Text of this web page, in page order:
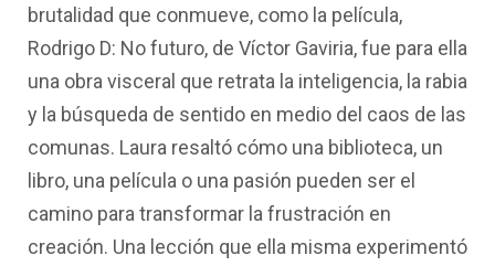
brutalidad que conmueve, como la película,
Rodrigo D: No futuro, de Víctor Gaviria, fue para ella
una obra visceral que retrata la inteligencia, la rabia
y la búsqueda de sentido en medio del caos de las
comunas. Laura resaltó cómo una biblioteca, un
libro, una película o una pasión pueden ser el
camino para transformar la frustración en
creación. Una lección que ella misma experimentó